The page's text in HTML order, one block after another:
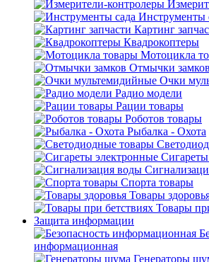
Инструменты
Картинг
Квадрокоптеры
Мотоцикла
Отмычки замков
Очки
Радио модели
Рации товары
Роботов товары
Рыбалка - Охота
Спорта товары
Товары
Товары
Защита информации
информационная
Генераторы